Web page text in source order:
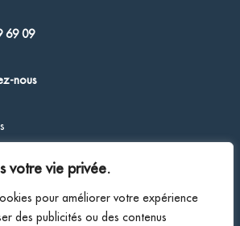
votre vie privée.
pour améliorer votre expérience
des publicités ou des contenus
69 09
nous
comptable inscrite au tableau de